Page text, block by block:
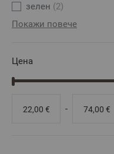
зелен (2)
Покажи повече
Цена
22,00 € - 74,00 €